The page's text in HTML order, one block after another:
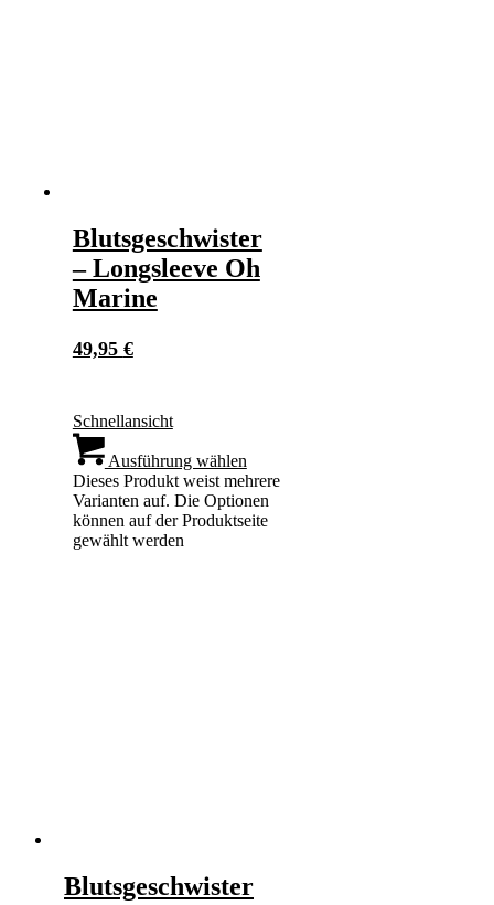
Blutsgeschwister
– Longsleeve Oh
Marine
49,95 €
Schnellansicht
Ausführung wählen
Dieses Produkt weist mehrere
Varianten auf. Die Optionen
können auf der Produktseite
gewählt werden
Blutsgeschwister